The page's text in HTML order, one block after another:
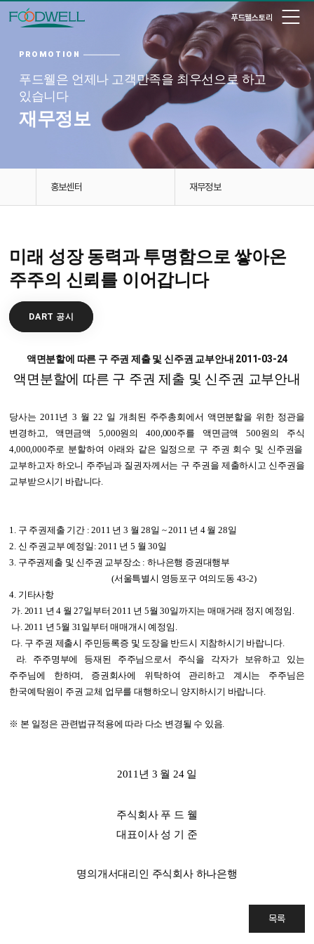
푸드웰스토리
PROMOTION
푸드웰은 언제나 고객만족을 최우선으로 하고
있습니다
재무정보
홍보센터 재무정보
미래 성장 동력과 투명함으로 쌓아온
주주의 신뢰를 이어갑니다
DART 공시
액면분할에 따른 구 주권 제출 및 신주권 교부안내 2011-03-24
액면분할에 따른 구 주권 제출 및 신주권 교부안내
당사는 2011년 3 월 22 일 개최된 주주총회에서 액면분할을 위한 정관을
변경하고, 액면금액 5,000원의 400,000주를 액면금액 500원의 주식
4,000,000주로 분할하여 아래와 같은 일정으로 구 주권 회수 및 신주권을
교부하고자 하오니 주주님과 질권자께서는 구 주권을 제출하시고 신주권을
교부받으시기 바랍니다.
1. 구 주권제출 기간 : 2011 년 3 월 28일 ~ 2011 년 4 월 28일
2. 신 주권교부 예정일 : 2011 년 5 월 30일
3. 구주권제출 및 신주권 교부장소 :하나은행 증권대행부
(서울특별시 영등포구 여의도동 43-2)
4. 기타사항
가. 2011 년 4 월 27일부터 2011 년 5월 30일까지는 매매거래 정지 예정임 .
나. 2011 년 5월 31일부터 매매개시 예정임 .
다. 구 주권 제출시 주민등록증 및 도장을 반드시 지참하시기 바랍니다.
라. 주주명부에 등재된 주주님으로서 주식을 각자가 보유하고 있는
주주님에 한하며, 증권회사에 위탁하여 관리하고 계시는 주주님은
한국예탁원이 주권 교체 업무를 대행하오니 양지하시기 바랍니다.
※ 본 일정은 관련법규적용에 따라 다소 변경될 수 있음.
2011 년 3 월 24 일
주식회사 푸 드 웰
대표이사 성 기 준
명의개서대리인 주식회사 하나은행
목록